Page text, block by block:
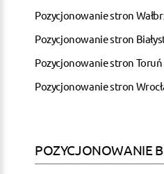
Pozycjonowanie stron
Pozycjonowanie stron
Pozycjonowanie stron Toruń
Pozycjonowanie stron
POZYCJONOWANIE